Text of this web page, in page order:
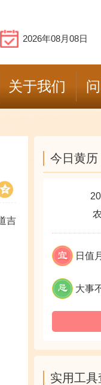
2026年08月08日
关于我们
吉
今日黄历
日值
大事
实用工具